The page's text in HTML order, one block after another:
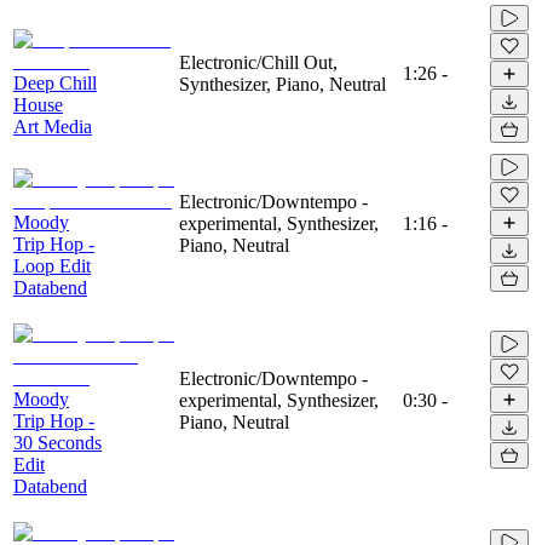
Deep Chill
House
Art Media
Electronic/Chill Out,
Synthesizer, Piano, Neutral
1:26 -
Moody
Trip Hop -
Loop Edit
Databend
Electronic/Downtempo -
experimental, Synthesizer,
Piano, Neutral
1:16 -
Moody
Trip Hop -
30 Seconds
Edit
Databend
Electronic/Downtempo -
experimental, Synthesizer,
Piano, Neutral
0:30 -